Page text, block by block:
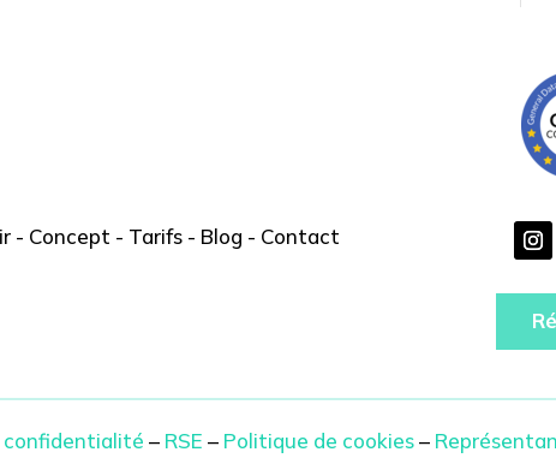
- Concept - Tarifs- Blog - Contact
confidentialité – RSE – Politique de cookies–